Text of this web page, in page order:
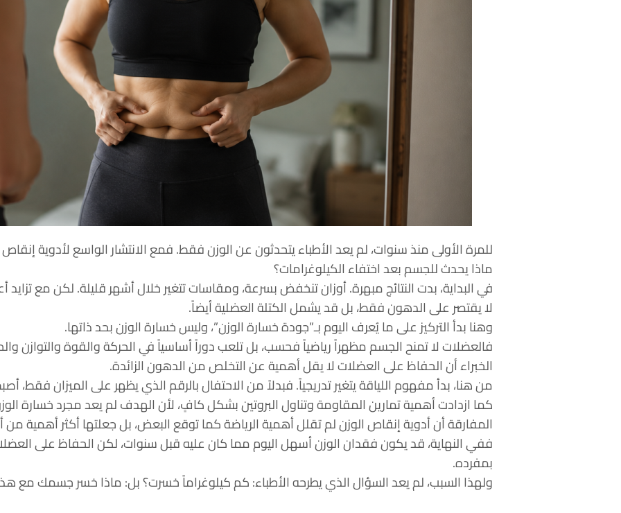
للمرة الأولى منذ سنوات، لم يعد الأطباء يتحدثون عن الوزن فقط. فمع الانتشار الواسع لأدوية إنقاص
ماذا يحدث للجسم بعد اختفاء الكيلوغرامات؟
في البداية، بدت النتائج مبهرة. أوزان تنخفض بسرعة، ومقاسات تتغير خلال أشهر قليلة. لكن مع
لا يقتصر على الدهون فقط، بل قد يشمل الكتلة العضلية أيضاً.
وهنا بدأ التركيز على ما يُعرف اليوم بـ”جودة خسارة الوزن”، وليس خسارة الوزن بحد ذاتها.
فالعضلات لا تمنح الجسم مظهراً رياضياً فحسب، بل تلعب دوراً أساسياً في الحركة والقوة والتوازن
الخبراء أن الحفاظ على العضلات لا يقل أهمية عن التخلص من الدهون الزائدة.
من هنا، بدأ مفهوم اللياقة يتغير تدريجياً. فبدلاً من الاحتفال بالرقم الذي يظهر على الميزان فقط،
كما ازدادت أهمية تمارين المقاومة وتناول البروتين بشكل كافٍ، لأن الهدف لم يعد مجرد
المفارقة أن أدوية إنقاص الوزن لم تقلل أهمية الرياضة كما توقع البعض، بل جعلتها أكثر
ففي النهاية، قد يكون فقدان الوزن أسهل اليوم مما كان عليه قبل سنوات، لكن الحفاظ على
بمفرده.
ولهذا السبب، لم يعد السؤال الذي يطرحه الأطباء: كم كيلوغراماً خسرت؟ بل: ماذا خسر جسمك مع